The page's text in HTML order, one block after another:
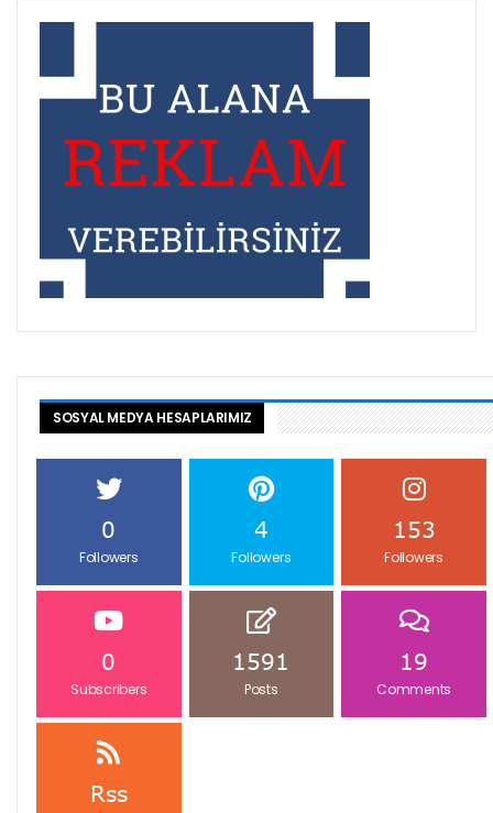
SOSYAL MEDYA HESAPLARIMIZ
0
Followers
4
Followers
153
Followers
0
Subscribers
1591
Posts
19
Comments
Rss